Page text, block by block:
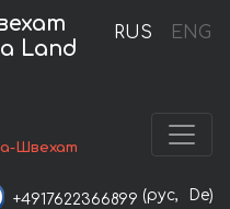
RUS ENG
Land
Швехат
+4917622366899 (рус, De)